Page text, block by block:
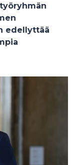
edellyttää